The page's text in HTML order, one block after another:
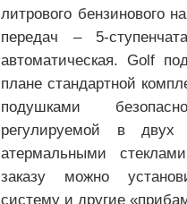
литрового бензинового
передач – 5-
автоматическая. Golf
плане стандартной
подушками
регулируемой в двух
атермальными
заказу можно
систему и другие